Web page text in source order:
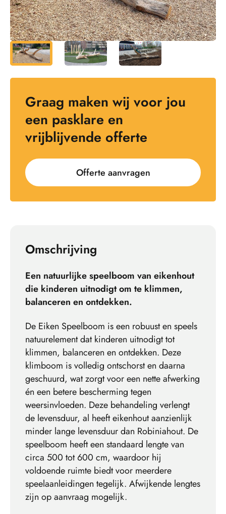
Graag maken wij voor jou
een pasklare en
vrijblijvende offerte
Offerte aanvragen
Omschrijving
Een natuurlijke speelboom van eikenhout
die kinderen uitnodigt om te klimmen,
balanceren en ontdekken.
De Eiken Speelboom is een robuust en speels
natuurelement dat kinderen uitnodigt tot
klimmen, balanceren en ontdekken. Deze
klimboom is volledig ontschorst en daarna
geschuurd, wat zorgt voor een nette afwerking
én een betere bescherming tegen
weersinvloeden. Deze behandeling verlengt
de levensduur, al heeft eikenhout aanzienlijk
minder lange levensduur dan Robiniahout. De
speelboom heeft een standaard lengte van
circa 500 tot 600 cm, waardoor hij
voldoende ruimte biedt voor meerdere
speelaanleidingen tegelijk. Afwijkende lengtes
zijn op aanvraag mogelijk.